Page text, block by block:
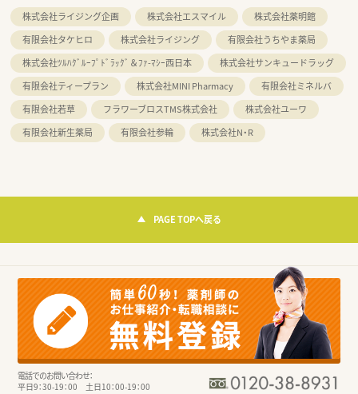
株式会社ライジング企画 株式会社エスマイル
株式会社薬明館
有限会社タケヒロ
株式会社ライジング
有限会社うちやま薬局
株式会社ﾂﾙﾊｸﾞﾙｰﾌﾟﾄﾞﾗｯｸﾞ＆ﾌｧ-ﾏｼｰ西日本
株式会社サンキュードラッグ
有限会社ティープラン
株式会社MINI Pharmacy
有限会社ミネルバ
有限会社若草
フラワーブロスTMS株式会社
株式会社ユーワ
有限会社新生薬局
有限会社参輪 株式会社N・R
PAGE TOPへ戻る
電話でのお問い合わせ：
平日9：30-19：00 土日10：00-19：00